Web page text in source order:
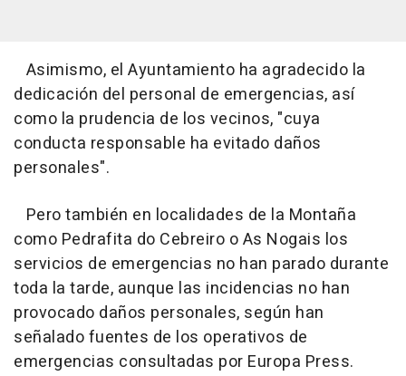
Asimismo, el Ayuntamiento ha agradecido la
dedicación del personal de emergencias, así
como la prudencia de los vecinos, "cuya
conducta responsable ha evitado daños
personales".
Pero también en localidades de la Montaña
como Pedrafita do Cebreiro o As Nogais los
servicios de emergencias no han parado durante
toda la tarde, aunque las incidencias no han
provocado daños personales, según han
señalado fuentes de los operativos de
emergencias consultadas por Europa Press.